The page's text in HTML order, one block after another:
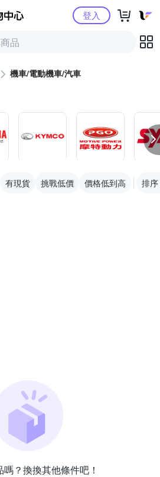
Yahoo購物中心登入
機車/電動機車/汽車
有現貨 挑戰低價 價格低到高 排序
？換換其他條件吧！